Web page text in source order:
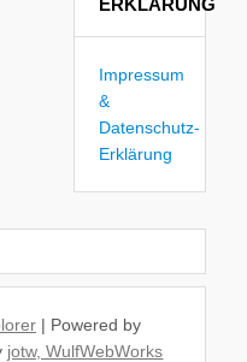
ERKLÄRUNG
Impressum
&
Datenschutz-
Erklärung
| Powered by
jotw, WulfWebWorks